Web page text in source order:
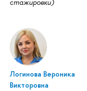
стажировки)
Логинова Вероника
Викторовна